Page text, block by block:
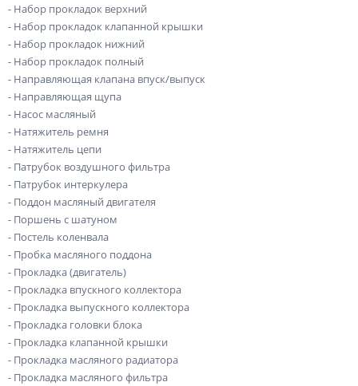
- Набор прокладок верхний
- Набор прокладок клапанной крышки
- Набор прокладок нижний
- Набор прокладок полный
- Направляющая клапана впуск/выпуск
- Направляющая щупа
- Насос масляный
- Натяжитель ремня
- Натяжитель цепи
- Патрубок воздушного фильтра
- Патрубок интеркулера
- Поддон масляный двигателя
- Поршень с шатуном
- Постель коленвала
- Пробка масляного поддона
- Прокладка (двигатель)
- Прокладка впускного коллектора
- Прокладка выпускного коллектора
- Прокладка головки блока
- Прокладка клапанной крышки
- Прокладка масляного радиатора
- Прокладка масляного фильтра